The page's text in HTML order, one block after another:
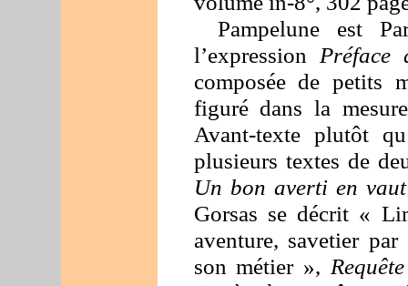
Pampelune est
l’expression
composée de petits
figuré dans la
Avant-texte plutôt
plusieurs textes de
Un bon averti en
Gorsas se décrit «
aventure, savetier
son métier »,